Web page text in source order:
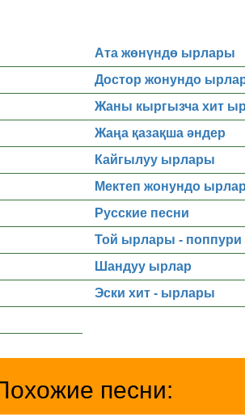
Ата жөнүндө ырлары
Достор жонундо
Жаны кыргызча хит
Жаңа қазақша әндер
Кайгылуу ырлары
Мектеп жонундо
Русские песни
Той ырлары - поппури
Шандуу ырлар
Эски хит - ырлары
песни: